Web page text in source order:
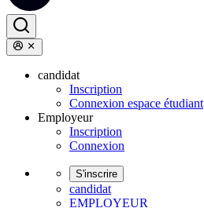
candidat
Inscription
Connexion espace étudiant
Employeur
Inscription
Connexion
S'inscrire
candidat
EMPLOYEUR